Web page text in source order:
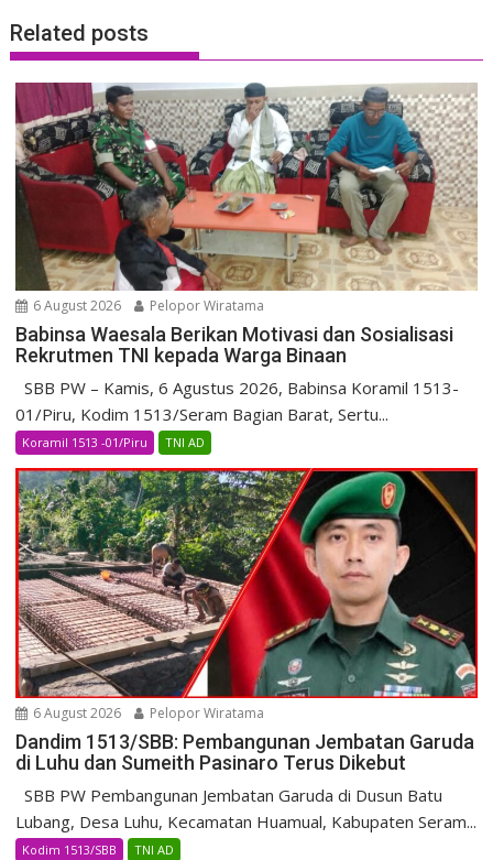
Related posts
6 August 2026 Pelopor Wiratama
Babinsa Waesala Berikan Motivasi dan Sosialisasi
Rekrutmen TNI kepada Warga Binaan
SBB PW – Kamis, 6 Agustus 2026, Babinsa Koramil 1513-
01/Piru, Kodim 1513/Seram Bagian Barat, Sertu...
Koramil 1513 -01/Piru TNI AD
6 August 2026 Pelopor Wiratama
Dandim 1513/SBB: Pembangunan Jembatan Garuda
di Luhu dan Sumeith Pasinaro Terus Dikebut
SBB PW Pembangunan Jembatan Garuda di Dusun Batu
Lubang, Desa Luhu, Kecamatan Huamual, Kabupaten Seram...
Kodim 1513/SBB TNI AD